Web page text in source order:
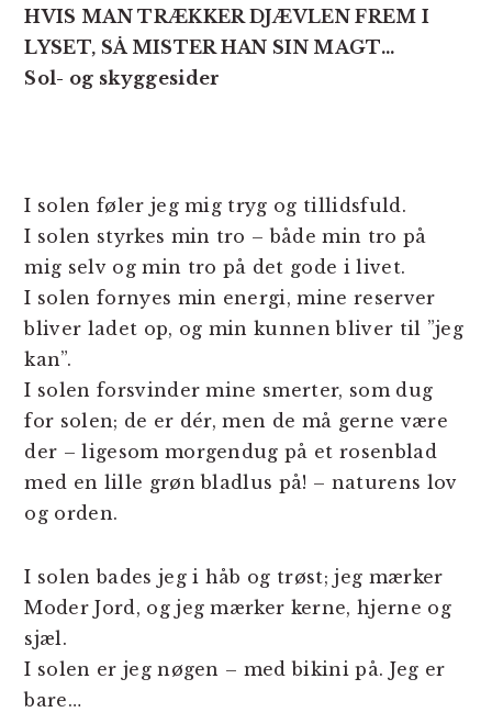
HVIS MAN TRÆKKER DJÆVLEN FREM I
LYSET, SÅ MISTER HAN SIN MAGT…
Sol- og skyggesider
I solen føler jeg mig tryg og tillidsfuld.
I solen styrkes min tro – både min tro på
mig selv og min tro på det gode i livet.
I solen fornyes min energi, mine reserver
bliver ladet op, og min kunnen bliver til ”jeg
kan”.
I solen forsvinder mine smerter, som dug
for solen; de er dér, men de må gerne være
der – ligesom morgendug på et rosenblad
med en lille grøn bladlus på! – naturens lov
og orden.
I solen bades jeg i håb og trøst; jeg mærker
Moder Jord, og jeg mærker kerne, hjerne og
sjæl.
I solen er jeg nøgen – med bikini på. Jeg er
bare…